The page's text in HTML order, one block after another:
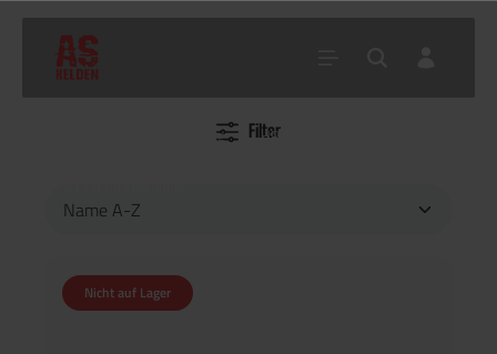
Tuning HPA Tuningteile
Filter
Nicht auf Lager